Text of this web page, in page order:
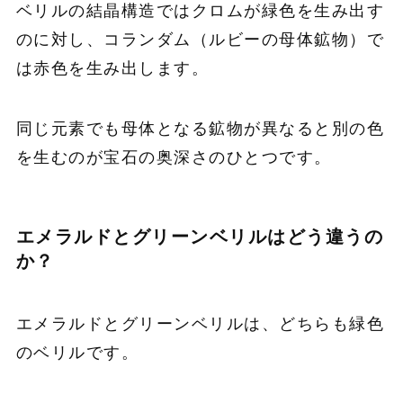
ベリルの結晶構造ではクロムが緑色を生み出す
のに対し、コランダム（ルビーの母体鉱物）で
は赤色を生み出します。
同じ元素でも母体となる鉱物が異なると別の色
を生むのが宝石の奥深さのひとつです。
エメラルドとグリーンベリルはどう違うの
か？
エメラルドとグリーンベリルは、どちらも緑色
のベリルです。